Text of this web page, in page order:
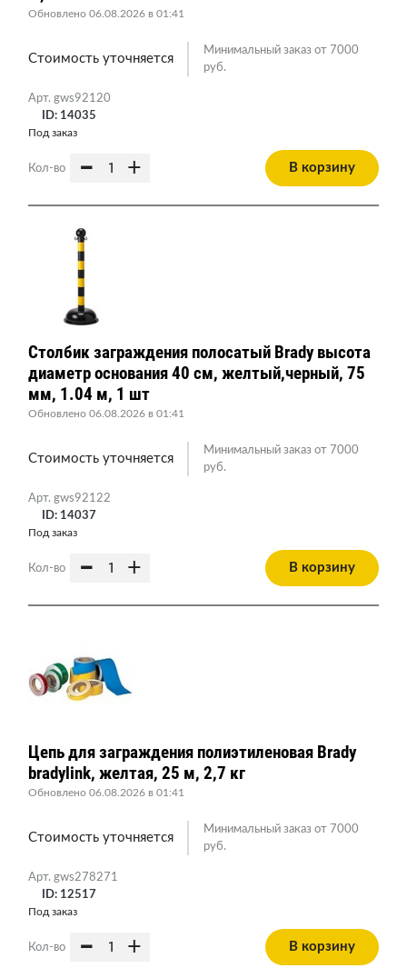
Арт. gws92120
ID: 14035
Обновлено 06.08.2026 в 01:41
Стоимость уточняется
Минимальный заказ от 7000
руб.
Под заказ
Кол-во - + В корзину
Арт. gws92122
ID: 14037
Столбик заграждения полосатый Brady высота
диаметр основания 40 см, желтый,черный, 75
мм, 1.04 м, 1 шт
Обновлено 06.08.2026 в 01:41
Стоимость уточняется
Минимальный заказ от 7000
руб.
Под заказ
Кол-во - + В корзину
Арт. gws278271
ID: 12517
Цепь для заграждения полиэтиленовая Brady
bradylink, желтая, 25 м, 2,7 кг
Обновлено 06.08.2026 в 01:41
Стоимость уточняется
Минимальный заказ от 7000
руб.
Под заказ
Кол-во - + В корзину